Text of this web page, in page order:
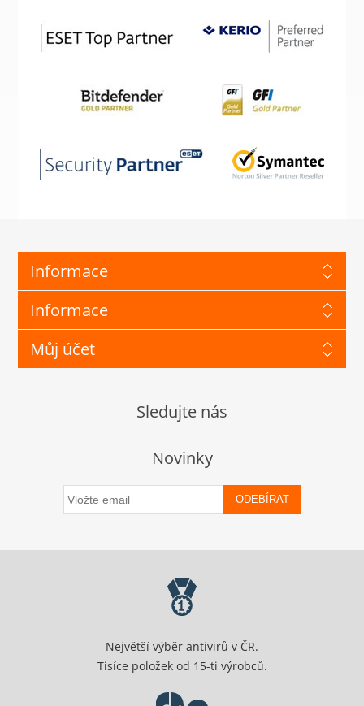
Informace
Informace
Můj účet
Sledujte nás
Novinky
ODEBÍRAT
Největší výběr antivirů v ČR.
Tisíce položek od 15-ti výrobců.